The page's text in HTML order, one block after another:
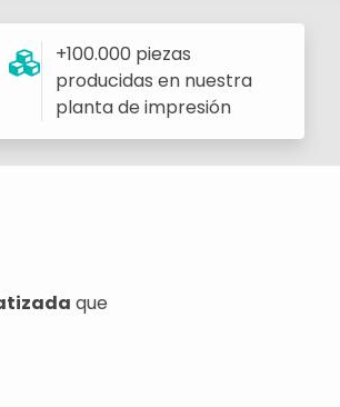
+100.000 piezas
producidas en nuestra
planta de impresión
que